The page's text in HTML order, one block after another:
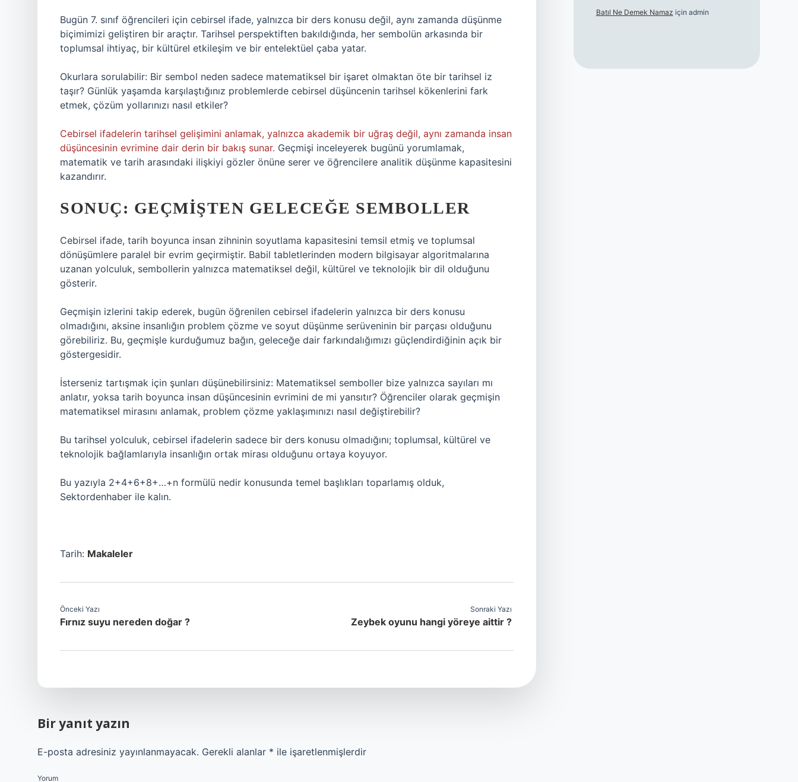
Bugün 7. sınıf öğrencileri için cebirsel ifade, yalnızca bir ders konusu değil, aynı zamanda düşünme
biçimimizi geliştiren bir araçtır. Tarihsel perspektiften bakıldığında, her sembolün arkasında bir
toplumsal ihtiyaç, bir kültürel etkileşim ve bir entelektüel çaba yatar.
Okurlara sorulabilir: Bir sembol neden sadece matematiksel bir işaret olmaktan öte bir tarihsel iz
taşır? Günlük yaşamda karşılaştığınız problemlerde cebirsel düşüncenin tarihsel kökenlerini fark
etmek, çözüm yollarınızı nasıl etkiler?
Cebirsel ifadelerin tarihsel gelişimini anlamak, yalnızca akademik bir uğraş değil, aynı zamanda insan
düşüncesinin evrimine dair derin bir bakış sunar. Geçmişi inceleyerek bugünü yorumlamak,
matematik ve tarih arasındaki ilişkiyi gözler önüne serer ve öğrencilere analitik düşünme kapasitesini
kazandırır.
SONUÇ: GEÇMIŞTEN GELECEĞE SEMBOLLER
Cebirsel ifade, tarih boyunca insan zihninin soyutlama kapasitesini temsil etmiş ve toplumsal
dönüşümlere paralel bir evrim geçirmiştir. Babil tabletlerinden modern bilgisayar algoritmalarına
uzanan yolculuk, sembollerin yalnızca matematiksel değil, kültürel ve teknolojik bir dil olduğunu
gösterir.
Geçmişin izlerini takip ederek, bugün öğrenilen cebirsel ifadelerin yalnızca bir ders konusu
olmadığını, aksine insanlığın problem çözme ve soyut düşünme serüveninin bir parçası olduğunu
görebiliriz. Bu, geçmişle kurduğumuz bağın, geleceğe dair farkındalığımızı güçlendirdiğinin açık bir
göstergesidir.
İsterseniz tartışmak için şunları düşünebilirsiniz: Matematiksel semboller bize yalnızca sayıları mı
anlatır, yoksa tarih boyunca insan düşüncesinin evrimini de mi yansıtır? Öğrenciler olarak geçmişin
matematiksel mirasını anlamak, problem çözme yaklaşımınızı nasıl değiştirebilir?
Bu tarihsel yolculuk, cebirsel ifadelerin sadece bir ders konusu olmadığını; toplumsal, kültürel ve
teknolojik bağlamlarıyla insanlığın ortak mirası olduğunu ortaya koyuyor.
Bu yazıyla 2+4+6+8+…+n formülü nedir konusunda temel başlıkları toparlamış olduk,
Sektordenhaber ile kalın.
Tarih: Makaleler
Önceki Yazı
Fırnız suyu nereden doğar ?
Sonraki Yazı
Zeybek oyunu hangi yöreye aittir ?
Bir yanıt yazın
E-posta adresiniz yayınlanmayacak. Gerekli alanlar * ile işaretlenmişlerdir
Yorum
Batıl Ne Demek Namaz için admin